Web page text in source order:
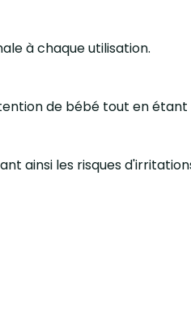
à chaque utilisation.
de bébé tout en étant
ainsi les risques